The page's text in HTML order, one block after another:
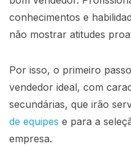
conhecimentos e
não mostrar atitudes
Por isso, o primeiro
vendedor ideal, com
secundárias, que irão
de equipes e para a
empresa.